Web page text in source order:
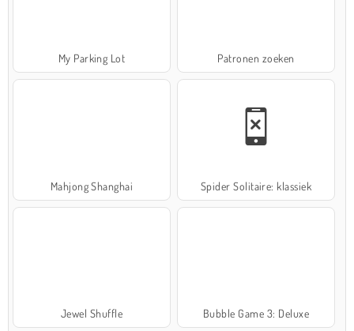
My Parking Lot Patronen zoeken
Mahjong Shanghai Spider Solitaire: klassiek
Jewel Shuffle Bubble Game 3: Deluxe